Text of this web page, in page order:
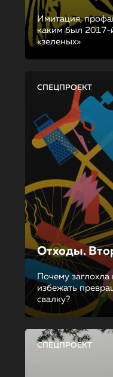
Имитация,
каким был 2017-
«зеленых»
СПЕЦПРОЕКТ
Отходы.
Почему
избежать
свалку?
СПЕЦПРОЕКТ